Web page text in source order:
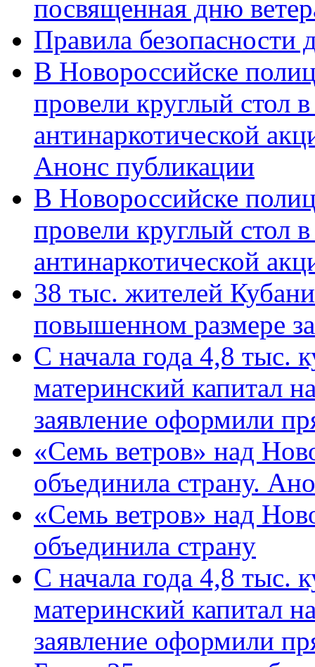
посвященная дню
Правила безопасности
В Новороссийске
провели круглый стол
антинаркотической
Анонс публикации
В Новороссийске
провели круглый стол
антинаркотической
38 тыс. жителей
повышенном размере
С начала года 4,8 тыс.
материнский капитал
заявление оформили
«Семь ветров» над
объединила страну.
«Семь ветров» над
объединила страну
С начала года 4,8 тыс.
материнский капитал
заявление оформили